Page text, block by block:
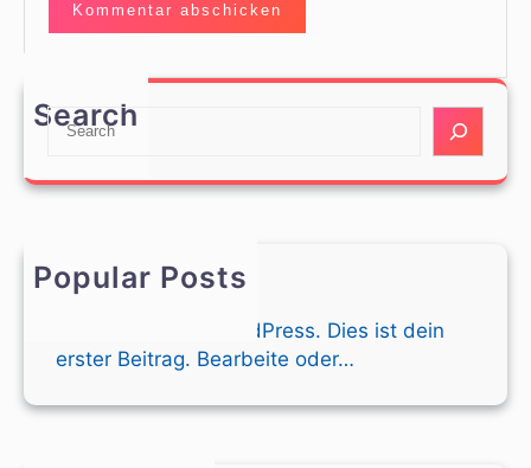
Search
S
a
h
Popular Posts
Hallo Welt!
Willkommen bei WordPress. Dies ist dein
erster Beitrag. Bearbeite oder…